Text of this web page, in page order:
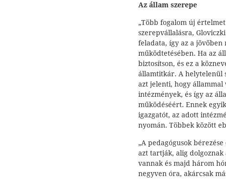
Az állam szerepe
„Több fogalom új
szerepvállalásra,
feladata, így az a
működtetésében. Ha az
biztosítson, és ez a
államtitkár. A helytelenül
azt jelenti, hogy állammal
intézmények, és így az
működéséért. Ennek
igazgatót, az adott
nyomán. Többek között
„A pedagógusok
azt tartják, alig
vannak és majd három
negyven óra, akárcsak